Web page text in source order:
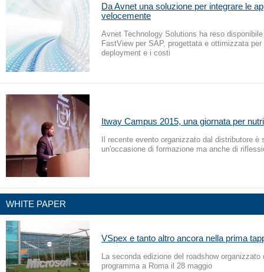
Da Avnet una soluzione per integrare le
velocemente
Avnet Technology Solutions ha reso disponibile
FastView per SAP, progettata e ottimizzata
deployment e i costi
Itway Campus 2015, una giornata per
Il recente evento organizzato dal distributore è
un'occasione di formazione ma anche di
WHITE PAPER
VSpex e tanto altro ancora nella prima
La seconda edizione del roadshow organizzato
programma a Roma il 28 maggio